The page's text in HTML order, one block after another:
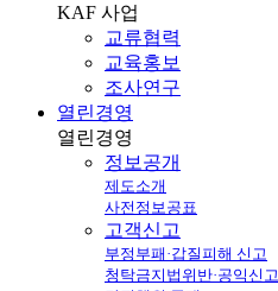
KAF 사업
교류협력
교육홍보
조사연구
열린경영
열린경영
정보공개
제도소개
사전정보공표
고객신고
부정부패·갑질피해 신고
청탁금지법위반·공익신고